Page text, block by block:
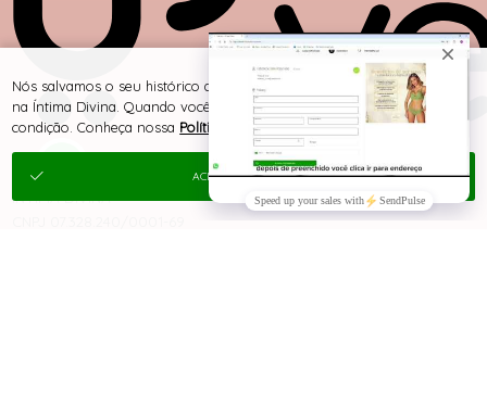
SUPORTE
ÍNTIMA DIVINA
Nós salvamos o seu histórico de uso pra oferecer a melhor experiência
na Íntima Divina. Quando você navega no nosso site, aceita esta
condição. Conheça nossa Política de Cookies e Privacidade.
ACEITAR E FECHAR